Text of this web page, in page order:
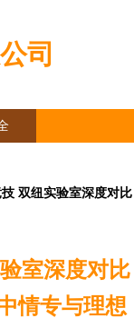
司
双纽实验室深度对比
室深度对比
情专与理想